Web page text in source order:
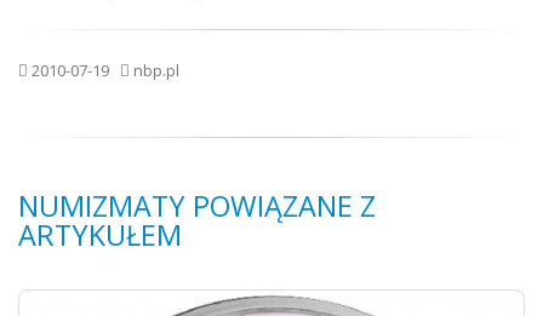
2010-07-19 nbp.pl
NUMIZMATY POWIĄZANE Z
ARTYKUŁEM